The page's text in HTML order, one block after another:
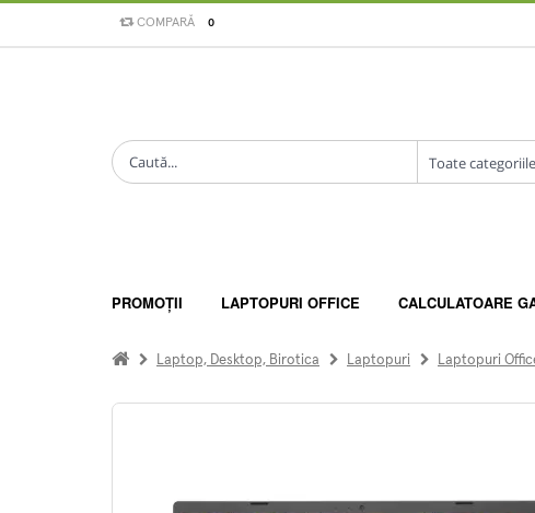
COMPARĂ 0
PROMOȚII LAPTOPURI OFFICE CALCULATOARE
Laptop, Desktop, Birotica Laptopuri Laptopuri